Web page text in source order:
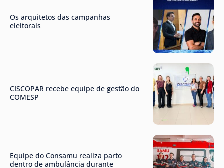
Os arquitetos das campanhas
eleitorais
CISCOPAR recebe equipe de gestão do
COMESP
Equipe do Consamu realiza parto
dentro de ambulância durante